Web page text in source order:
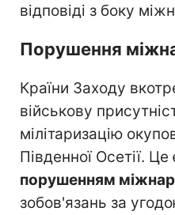
відповіді з боку
Порушення
Країни Заходу
військову
мілітаризацію
Південної Осетії. Це
порушенням
зобов'язань за